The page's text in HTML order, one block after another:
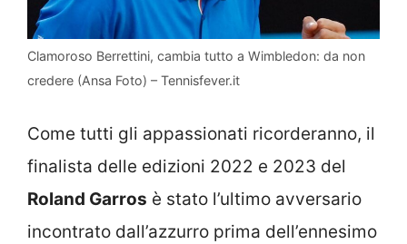
Clamoroso Berrettini, cambia tutto a Wimbledon: da non
credere (Ansa Foto) – Tennisfever.it
Come tutti gli appassionati ricorderanno, il
finalista delle edizioni 2022 e 2023 del
Roland Garros è stato l’ultimo avversario
incontrato dall’azzurro prima dell’ennesimo